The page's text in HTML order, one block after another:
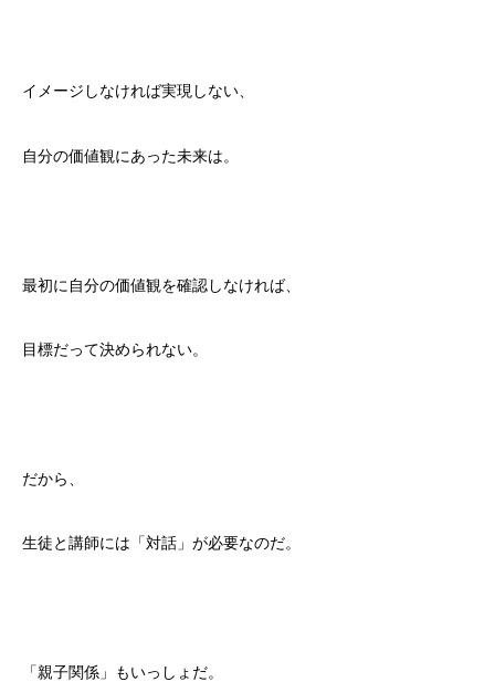
イメージしなければ実現しない、
自分の価値観にあった未来は。
最初に自分の価値観を確認しなければ、
目標だって決められない。
だから、
生徒と講師には「対話」が必要なのだ。
「親子関係」もいっしょだ。